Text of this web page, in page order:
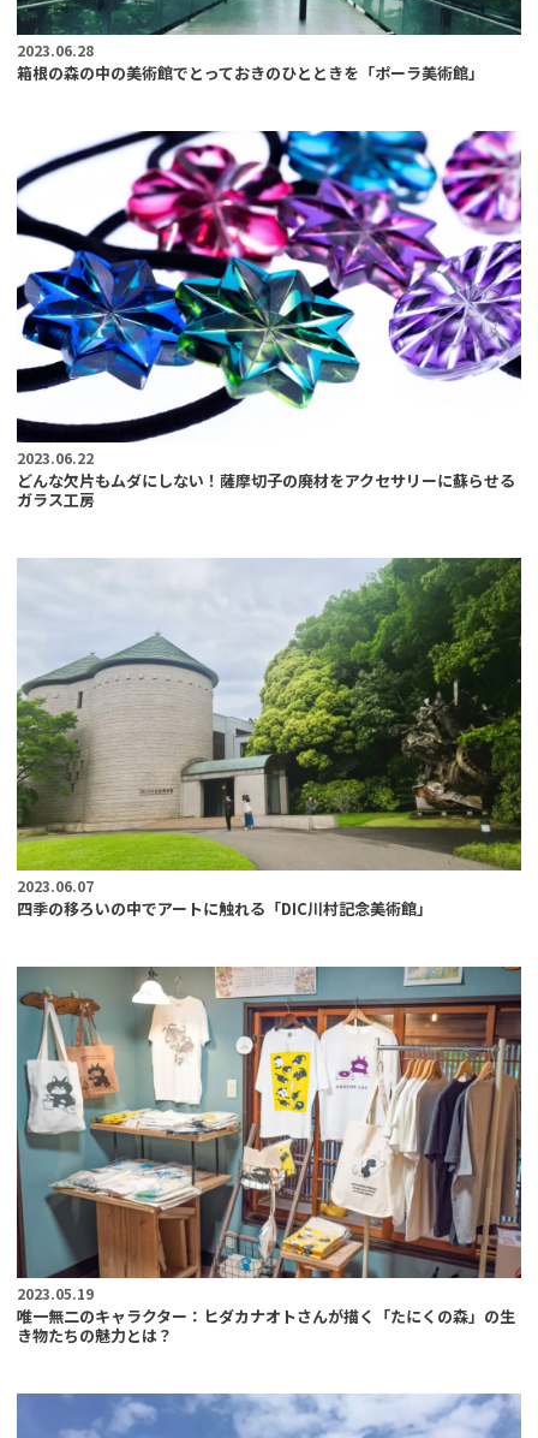
2023.06.28
箱根の森の中の美術館でとっておきのひとときを「ポーラ美術館」
2023.06.22
どんな欠片もムダにしない！薩摩切子の廃材をアクセサリーに蘇らせる
ガラス工房
2023.06.07
四季の移ろいの中でアートに触れる「DIC川村記念美術館」
2023.05.19
唯一無二のキャラクター：ヒダカナオトさんが描く「たにくの森」の生
き物たちの魅力とは？